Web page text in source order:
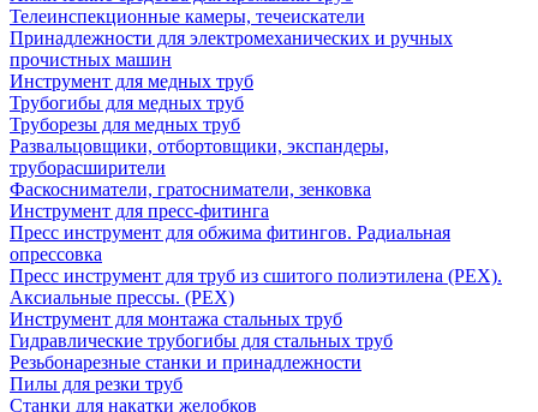
Телеинспекционные камеры, течеискатели
Принадлежности для электромеханических и ручных
прочистных машин
Инструмент для медных труб
Трубогибы для медных труб
Труборезы для медных труб
Развальцовщики, отбортовщики, экспандеры,
труборасширители
Фаскосниматели, гратосниматели, зенковка
Инструмент для пресс-фитинга
Пресс инструмент для обжима фитингов. Радиальная
опрессовка
Пресс инструмент для труб из сшитого полиэтилена (PEX).
Аксиальные прессы. (PEX)
Инструмент для монтажа стальных труб
Гидравлические трубогибы для стальных труб
Резьбонарезные станки и принадлежности
Пилы для резки труб
Станки для накатки желобков